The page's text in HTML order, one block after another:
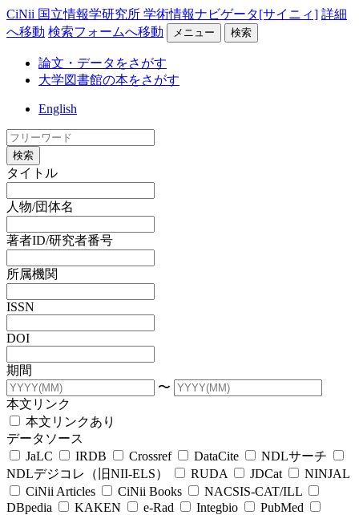
CiNii 国立情報学研究所 学術情報ナビゲータ[サイニィ] 詳細
へ移動 検索フォームへ移動 メニュー 検索
論文・データをさがす
大学図書館の本をさがす
English
検索
タイトル
人物/団体名
著者ID/研究者番号
所属機関
ISSN
DOI
期間
〜
本文リンク
本文リンクあり
データソース
JaLC
IRDB Crossref DataCite
NDLサーチ
NDLデジコレ（旧NII-ELS）
RUDA JDCat
NINJAL
CiNii Articles
CiNii Books
NACSIS-CAT/ILL
DBpedia
KAKEN e-Rad Integbio
PubMed